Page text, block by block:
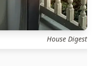
House Digest